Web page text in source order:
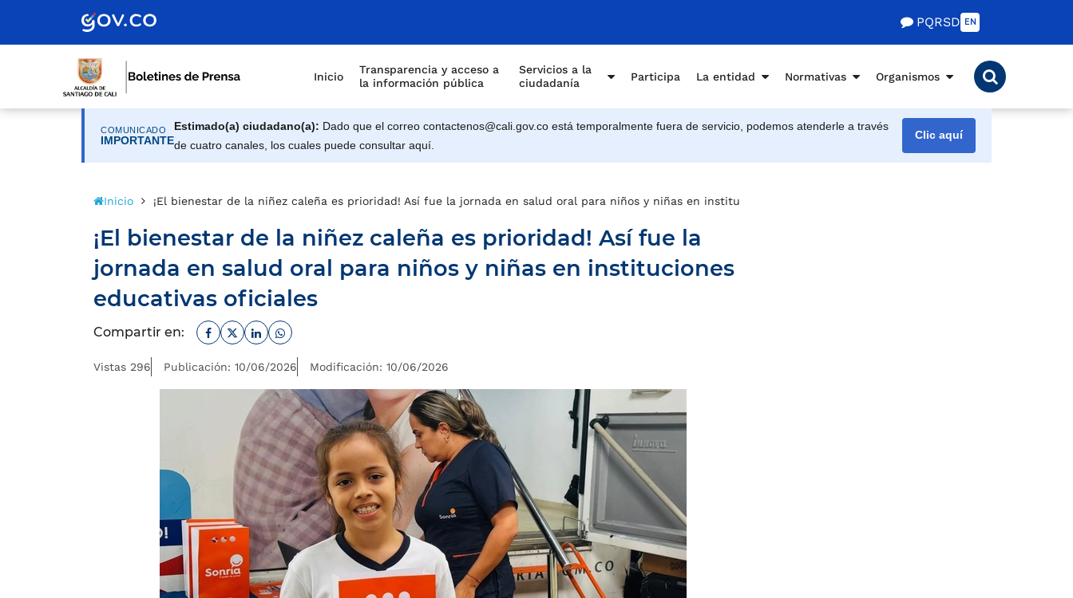
PQRSD EN
Inicio
Transparencia y acceso a
la información pública
Servicios a la
ciudadanía
Participa La entidad Normativas Organismos
COMUNICADO
IMPORTANTE
Estimado(a) ciudadano(a): Dado que el correo contactenos@cali.gov.co está temporalmente fuera de servicio, podemos atenderle a través
de cuatro canales, los cuales puede consultar aquí.
Clic aquí
Inicio ¡El bienestar de la niñez caleña es prioridad! Así fue la jornada en salud oral para niños y niñas en instituciones educativas oficiales
¡El bienestar de la niñez caleña es prioridad! Así fue la
jornada en salud oral para niños y niñas en instituciones
educativas oficiales
Compartir en: Facebook
TwitterLinkedinWhatsapp
Vistas 296 Publicación: 10/06/2026 Modificación: 10/06/2026